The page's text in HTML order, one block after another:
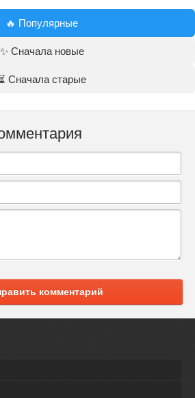
🔥 Популярные
✨ Сначала новые
Сначала старые
комментарий